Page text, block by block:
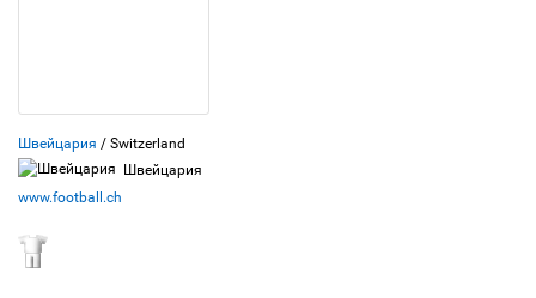
Швейцария / Switzerland
Швейцария
www.football.ch